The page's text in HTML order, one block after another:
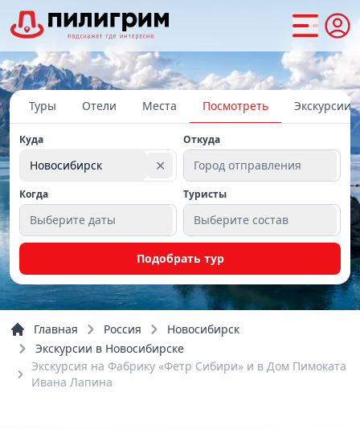
Туры Отели Места Посмотреть Экскурсии
Куда
Новосибирск ✕
Откуда
Город отправления
Когда
Выберите даты
Туристы
Выберите состав
Подобрать тур
Главная Россия
Новосибирск
Экскурсии в Новосибирске
Экскурсия на Фабрику «Фетр Сибири» и в Дом Пимоката
Ивана Лапина